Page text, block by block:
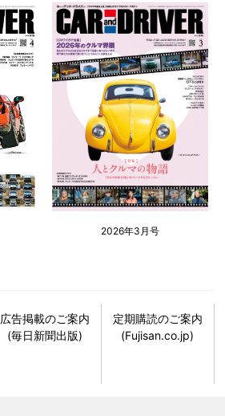
2026年3月号
広告掲載のご案内
(毎日新聞出版)
定期購読のご案内
(Fujisan.co.jp)